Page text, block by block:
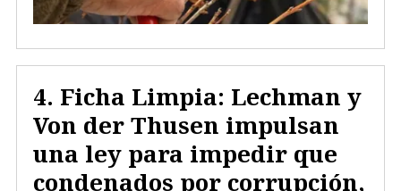
Ficha Limpia: Lechman y
Von der Thusen impulsan
una ley para impedir que
condenados por corrupción,